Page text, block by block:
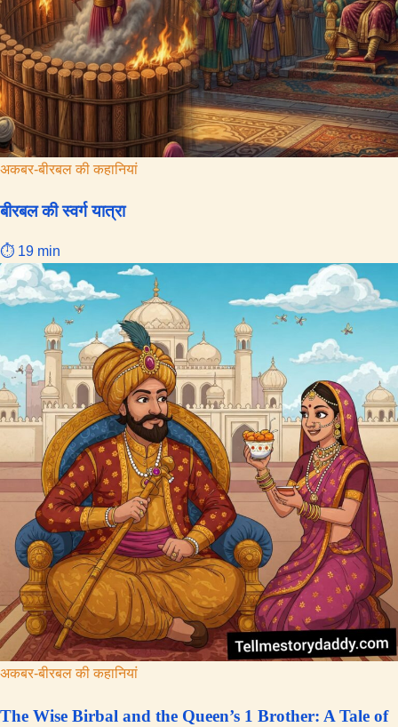
Birbal
ki
pahli
mulakat
अकबर-बीरबल की कहानियां
बीरबल की स्वर्ग यात्रा
⏱ 19 min
अकबर-बीरबल की कहानियां
The Wise Birbal and the Queen’s 1 Brother: A Tale of